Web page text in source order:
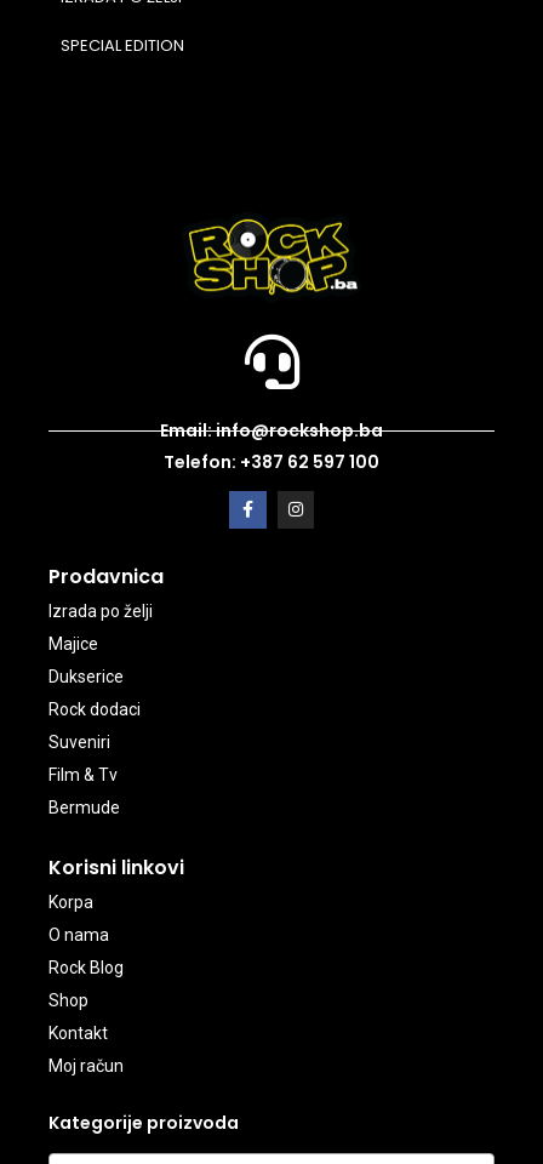
SPECIAL EDITION
Email: info@rockshop.ba
Telefon: +387 62 597 100
Prodavnica
Izrada po želji
Majice
Dukserice
Rock dodaci
Suveniri
Film & Tv
Bermude
Korisni linkovi
Korpa
O nama
Rock Blog
Shop
Kontakt
Moj račun
Kategorije proizvoda